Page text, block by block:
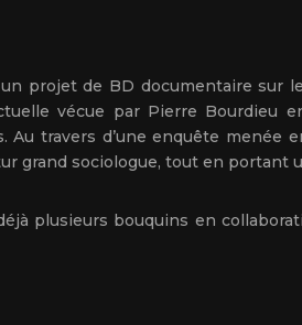
projet de BD documentaire sur
vécue par Pierre Bourdieu
travers d’une enquête menée
grand sociologue, tout en portant
plusieurs bouquins en